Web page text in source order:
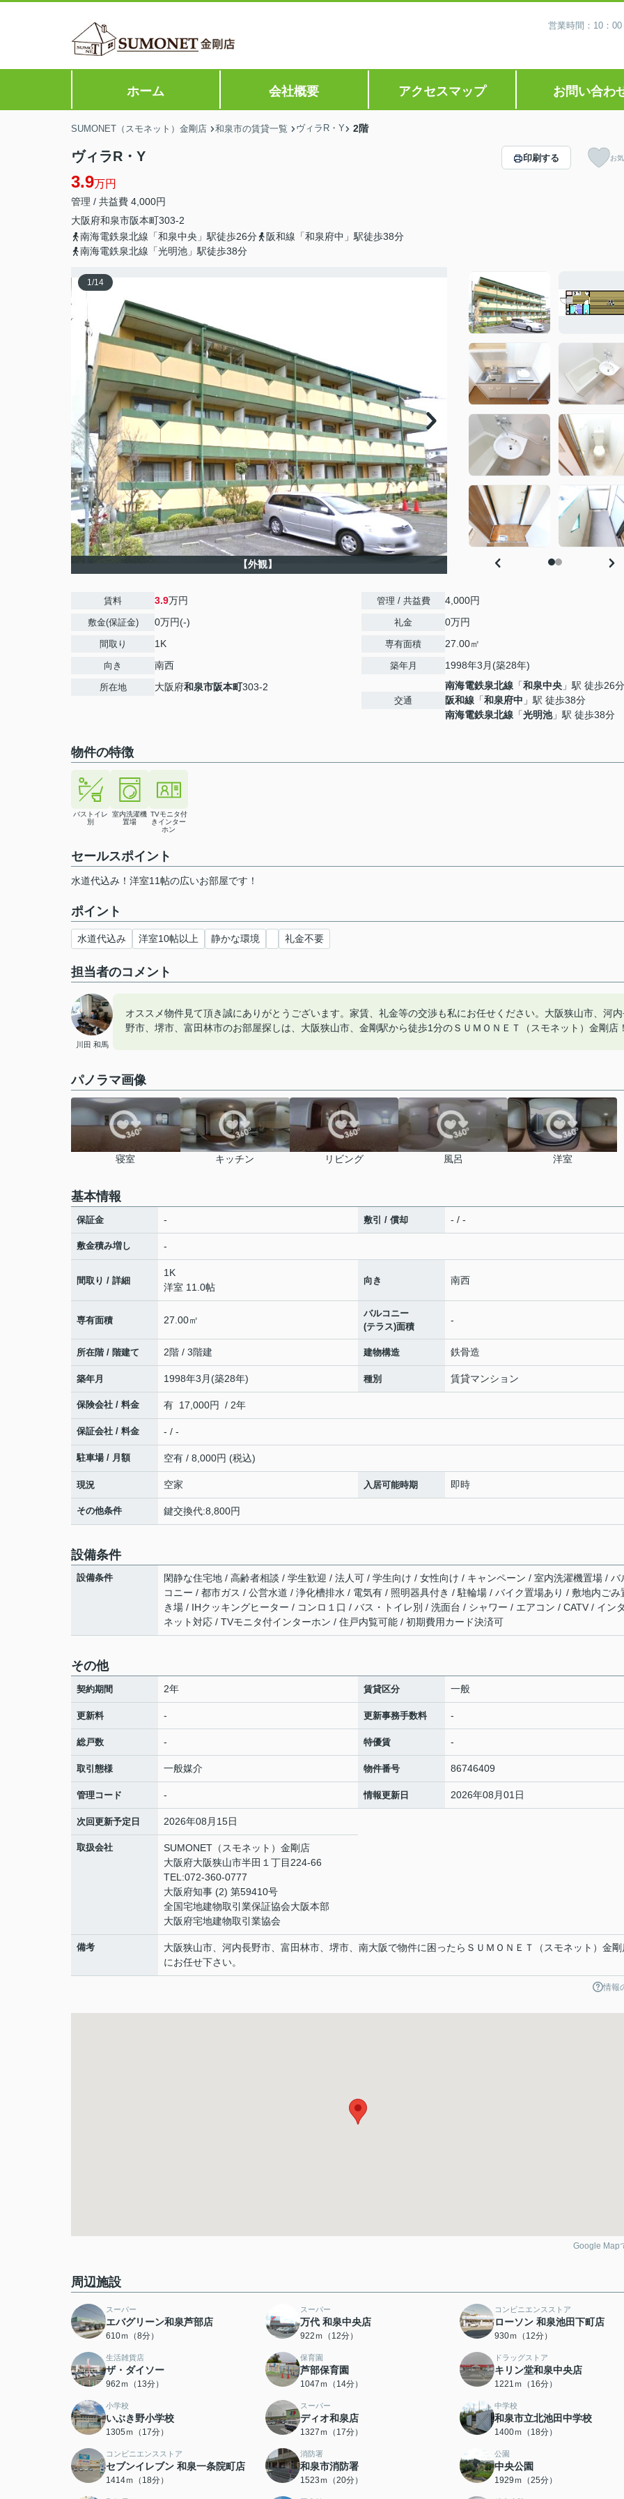
営業時間：10：
ホーム 会社概要 アクセスマップ お問い合わ
SUMONET（スモネット）金剛店 和泉市の賃貸一覧 ヴィラR・Y 2階
ヴィラR・Y
3.9万円
管理 / 共益費 4,000円
大阪府和泉市阪本町303-2
南海電鉄泉北線「和泉中央」駅徒歩26分
阪和線「和泉府中」駅徒歩38分
南海電鉄泉北線「光明池」駅徒歩38分
印刷する お
1/14
【外観】
賃料 3.9万円
敷金(保証金) 0万円(-)
間取り 1K
向き 南西
所在地 大阪府和泉市阪本町303-2
管理 / 共益費 4,000円
礼金 0万円
専有面積 27.00㎡
築年月 1998年3月(築28年)
交通
南海電鉄泉北線 「和泉中央 」駅 徒歩26分
阪和線 「和泉府中 」駅 徒歩38分
南海電鉄泉北線 「光明池」駅 徒歩38分
物件の特徴
バストイレ
別
室内洗濯機
置場
TVモニタ付
きインター
ホン
セールスポイント
水道代込み！洋室11帖の広いお部屋です！
ポイント
水道代込み 洋室10帖以上 静かな環境 礼金不要
担当者のコメント
川田 和馬
オススメ物件見て頂き誠にありがとうございます。家賃、礼金等の交渉も私にお任せください。大阪狭山市、河
野市、堺市、富田林市のお部屋探しは、大阪狭山市、金剛駅から徒歩1分のＳＵＭＯＮＥＴ（スモネット）金剛店
パノラマ画像
寝室 キッチン リビング 風呂 洋室
基本情報
保証金 - 敷引 / 償却 - / -
敷金積み増し -
間取り / 詳細
1K
洋室 11.0帖
向き 南西
専有面積 27.00㎡
バルコニー
(テラス)面積
-
所在階 / 階建て 2階 / 3階建 建物構造 鉄骨造
築年月 1998年3月(築28年) 種別 賃貸マンション
保険会社 / 料金 有 17,000円 / 2年
保証会社 / 料金 - / -
駐車場 / 月額 空有 / 8,000円 (税込)
現況 空家 入居可能時期 即時
その他条件 鍵交換代:8,800円
設備条件
設備条件
閑静な住宅地 / 高齢者相談 / 学生歓迎 / 法人可 / 学生向け / 女性向け / キャンペーン / 室内洗濯機置場 / バ
コニー / 都市ガス / 公営水道 / 浄化槽排水 / 電気有 / 照明器具付き / 駐輪場 / バイク置場あり / 敷地内ごみ
き場 / IHクッキングヒーター / コンロ１口 / バス・トイレ別 / 洗面台 / シャワー / エアコン / CATV / イン
ネット対応 / TVモニタ付インターホン / 住戸内覧可能 / 初期費用カード決済可
その他
契約期間 2年 賃貸区分 一般
更新料 - 更新事務手数料 -
総戸数 - 特優賃 -
取引態様 一般媒介 物件番号 86746409
管理コード - 情報更新日 2026年08月01日
次回更新予定日 2026年08月15日
取扱会社
SUMONET（スモネット）金剛店
大阪府大阪狭山市半田１丁目224-66
TEL:072-360-0777
大阪府知事 (2) 第59410号
全国宅地建物取引業保証協会大阪本部
大阪府宅地建物取引業協会
備考
大阪狭山市、河内長野市、富田林市、堺市、南大阪で物件に困ったらＳＵＭＯＮＥＴ（スモネット）金剛
にお任せ下さい。
情報
Google Map
周辺施設
スーパー
エバグリーン和泉芦部店
610ｍ（8分）
スーパー
万代 和泉中央店
922ｍ（12分）
コンビニエンスストア
ローソン 和泉池田下町店
930ｍ（12分）
生活雑貨店
ザ・ダイソー
962ｍ（13分）
保育園
芦部保育園
1047ｍ（14分）
ドラッグストア
キリン堂和泉中央店
1221ｍ（16分）
小学校
いぶき野小学校
1305ｍ（17分）
スーパー
ディオ和泉店
1327ｍ（17分）
中学校
和泉市立北池田中学校
1400ｍ（18分）
コンビニエンスストア
セブンイレブン 和泉一条院町店
1414ｍ（18分）
消防署
和泉市消防署
1523ｍ（20分）
公園
中央公園
1929ｍ（25分）